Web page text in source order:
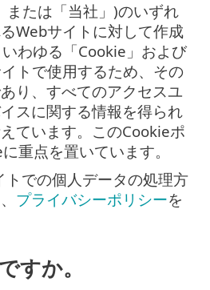
または「当社」)のいずれ
Webサイトに対して作成
いわゆる「Cookie」および
トで使用するため、その
り、すべてのアクセスユ
スに関する情報を得られ
ています。このCookieポ
重点を置いています。
トでの個人データの処理方
プライバシーポリシーを
すか。